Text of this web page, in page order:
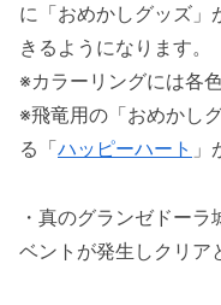
に「おめかしグッズ」
きるようになります。
※カラーリングには各
※飛竜用の「おめかし
る「ハッピーハート 」
・真のグランゼドー
ベントが発生しクリア